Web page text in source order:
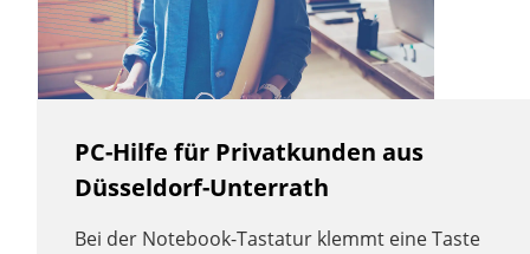
PC-Hilfe für Privatkunden aus
Düsseldorf-Unterrath
Bei der Notebook-Tastatur klemmt eine Taste